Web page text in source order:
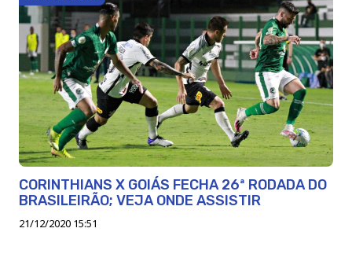
CORINTHIANS X GOIÁS FECHA 26ª RODADA DO
BRASILEIRÃO; VEJA ONDE ASSISTIR
21/12/2020 15:51